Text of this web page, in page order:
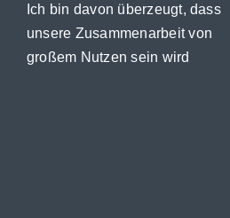
Ich bin davon überzeugt, dass
unsere Zusammenarbeit von
großem Nutzen sein wird